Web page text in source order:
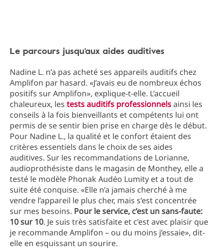
Le parcours jusqu’aux aides auditives
Nadine L. n’a pas acheté ses appareils auditifs chez
Amplifon par hasard. «J’avais eu de nombreux échos
positifs sur Amplifon», explique-t-elle. L’accueil
chaleureux, les tests auditifs professionnelsainsi les
conseils à la fois bienveillants et compétents lui ont
permis de se sentir bien prise en charge dès le début.
Pour Nadine L., la qualité et le confort étaient des
critères essentiels dans le choix de ses aides
auditives. Sur les recommandations de Lorianne,
audioprothésiste dans le magasin de Monthey, elle a
testé le modèle Phonak Audéo Lumity et a tout de
suite été conquise. «Elle n’a jamais cherché à me
vendre l’appareil le plus cher, mais s’est concentrée
sur mes besoins. Pour le service, c’est un sans-faute:
10 sur 10. Je suis très satisfaite et c’est avec plaisir que
je recommande Amplifon – ou du moins j’essaie», dit-
elle en esquissant un sourire.